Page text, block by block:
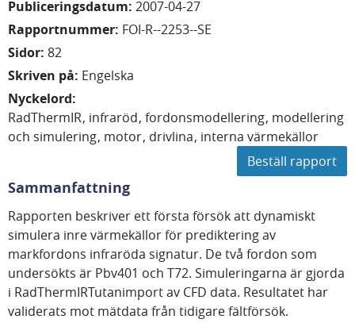
Publiceringsdatum: 2007-04-27
Rapportnummer: FOI-R--2253--SE
Sidor: 82
Skriven på: Engelska
Nyckelord:
RadThermIR infraröd fordonsmodellering modellering
och simulering motor drivlina interna värmekällor
Beställ rapport
Sammanfattning
Rapporten beskriver ett första försök att dynamiskt
simulera inre värmekällor för prediktering av
markfordons infraröda signatur. De två fordon som
undersökts är Pbv401 och T72. Simuleringarna är gjorda
i RadThermIRTutanimport av CFD data. Resultatet har
validerats mot mätdata från tidigare fältförsök.